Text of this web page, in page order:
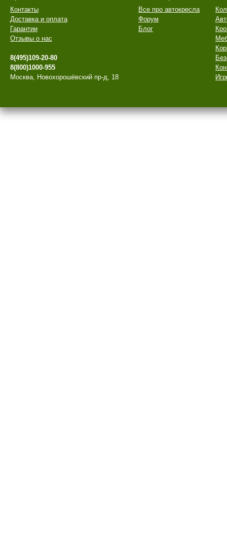
Контакты
Доставка и оплата
Гарантии
Отзывы о нас
8(495)109-20-80
8(800)1000-955
Москва, Новохорошёвский пр-д, 18
Все про автокресла
Форум
Блог